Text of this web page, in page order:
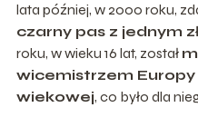
lata później, w 2000 roku,
czarny pas z jednym
roku, w wieku 16 lat, został
wicemistrzem
wiekowej, co było dla